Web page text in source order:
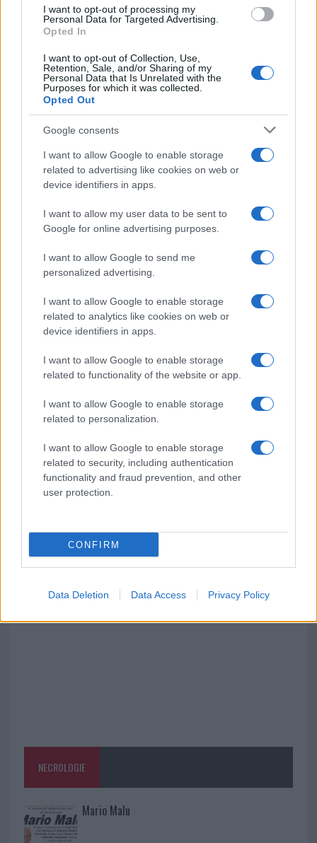
I want to opt-out of processing my
Personal Data for Targeted Advertising.
Opted In
I want to opt-out of Collection, Use,
Retention, Sale, and/or Sharing of my
Personal Data that Is Unrelated with the
Purposes for which it was collected.
Opted Out
Google consents
I want to allow Google to enable storage
related to advertising like cookies on web or
device identifiers in apps.
I want to allow my user data to be sent to
Google for online advertising purposes.
I want to allow Google to send me
personalized advertising.
I want to allow Google to enable storage
related to analytics like cookies on web or
device identifiers in apps.
I want to allow Google to enable storage
related to functionality of the website or app.
I want to allow Google to enable storage
related to personalization.
I want to allow Google to enable storage
related to security, including authentication
functionality and fraud prevention, and other
user protection.
CONFIRM
Data Deletion Data Access Privacy Policy
Condividi l'articolo
F
a
ce
b
o
o
k
T
w
it
te
r
n
te
re
st
h
at
s
p
p
h
a
re
Articolo precedente
NOTIZIE RECENTI
Controlli rafforzati in Costa Smeralda, 20
arresti e 135 denunce
Tre milioni di euro dalla Provincia Gallura per
Incidente sulla provinciale 125, paura tra Olbia e
un ferito
Sangue, musica e solidarietà con Avis Olbia al
Delta Center
Salmo finisce in ospedale a Catania, ma il tour
va avanti: “Sicilia, ci sono”
NECROLOGIE
Mario Malu